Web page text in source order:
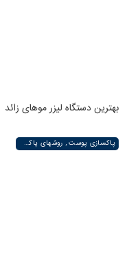
بهترین دستگاه لیزر موهای زائد
پاکسازی پوست , روشهای پاکسازی پوست صورت و دست , پاکسازی انواع مختلف پوست | لیزر لند